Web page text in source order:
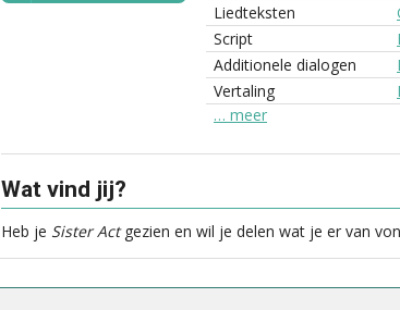
Liedteksten
Script
Additionele dialogen
Vertaling
… meer
Wat vind jij?
Heb je Sister Actgezien en wil je delen wat je er van